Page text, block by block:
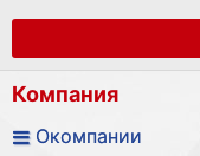
Компания
Окомпании